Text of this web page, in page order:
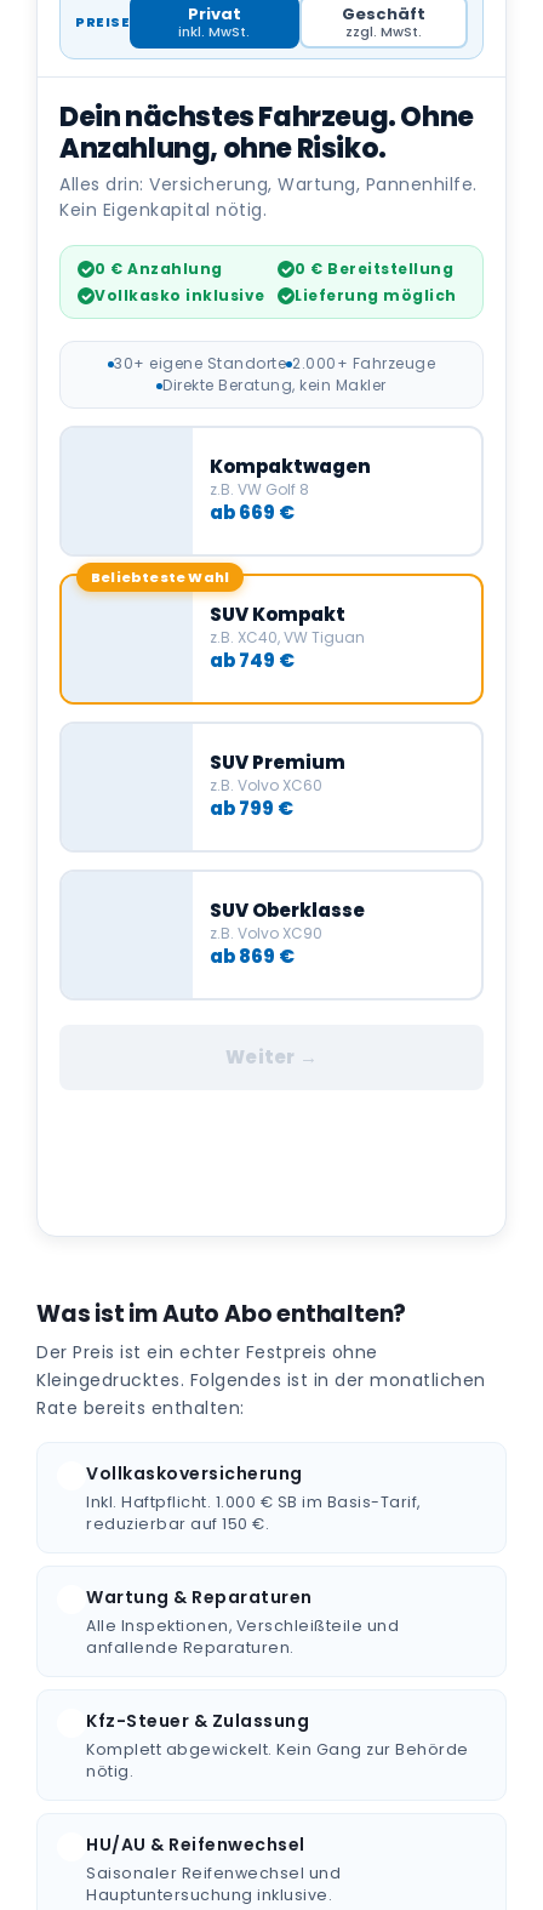
PREISE Privat
inkl. MwSt.
Geschäft
zzgl. MwSt.
Dein nächstes Fahrzeug. Ohne
Anzahlung, ohne Risiko.
Alles drin: Versicherung, Wartung, Pannenhilfe.
Kein Eigenkapital nötig.
0 € Anzahlung
0 € Bereitstellung
Vollkasko inklusive
Lieferung möglich
30+ eigene Standorte 2.000+ Fahrzeuge
Direkte Beratung, kein Makler
Kompaktwagen
z.B. VW Golf 8
ab 669 €
Beliebteste Wahl
SUV Kompakt
z.B. XC40, VW Tiguan
ab 749 €
SUV Premium
z.B. Volvo XC60
ab 799 €
SUV Oberklasse
z.B. Volvo XC90
ab 869 €
Weiter →
Was ist im Auto Abo enthalten?
Der Preis ist ein echter Festpreis ohne
Kleingedrucktes. Folgendes ist in der monatlichen
Rate bereits enthalten:
Vollkaskoversicherung
Inkl. Haftpflicht. 1.000 € SB im Basis-Tarif,
reduzierbar auf 150 €.
Wartung & Reparaturen
Alle Inspektionen, Verschleißteile und
anfallende Reparaturen.
Kfz-Steuer & Zulassung
Komplett abgewickelt. Kein Gang zur Behörde
nötig.
HU/AU & Reifenwechsel
Saisonaler Reifenwechsel und
Hauptuntersuchung inklusive.